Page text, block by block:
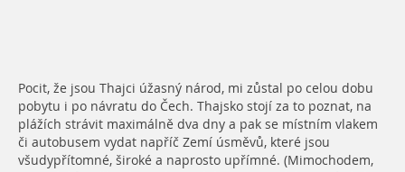
Pocit, že jsou Thajci úžasný národ, mi zůstal po celou dobu
pobytu i po návratu do Čech. Thajsko stojí za to poznat, na
plážích strávit maximálně dva dny a pak se místním vlakem
či autobusem vydat napříč Zemí úsměvů, které jsou
všudypřítomné, široké a naprosto upřímné. (Mimochodem,